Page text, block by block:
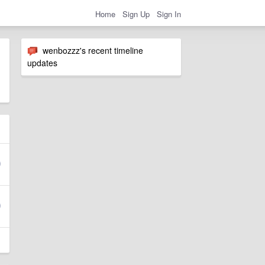
Home Sign Up Sign In
wenbozzz's recent timeline
updates